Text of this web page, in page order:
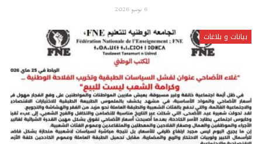
6 يونيو 2026
بيانات و بلاغات